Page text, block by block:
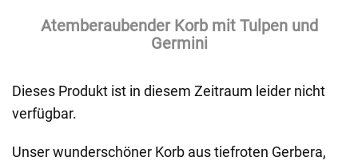
Atemberaubender Korb mit Tulpen und
Germini
Dieses Produkt ist in diesem Zeitraum leider nicht
verfügbar.
Unser wunderschöner Korb aus tiefroten Gerbera,